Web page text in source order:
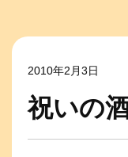
2010年2月3日
祝いの